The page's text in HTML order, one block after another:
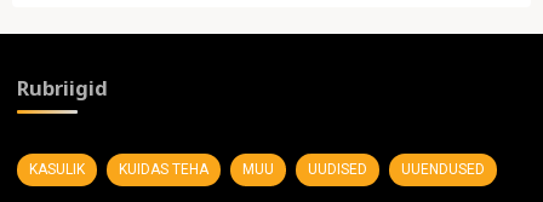
Rubriigid
KASULIK KUIDAS TEHA MUU UUDISED UUENDUSED